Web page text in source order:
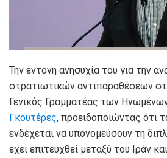
Την έντονη ανησυχία του για την
στρατιωτικών αντιπαραθέσεων
Γενικός Γραμματέας των
Γκουτέρες, προειδοποιώντας ότι
ενδέχεται να υπονομεύσουν τη
έχει επιτευχθεί μεταξύ του Ιράν